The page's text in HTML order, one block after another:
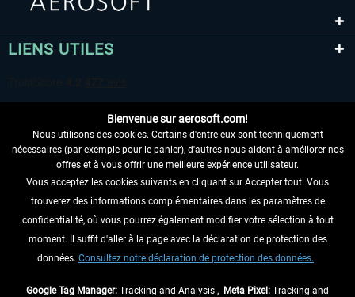
LIENS UTILES
RENONCER AU CONTRAT ICI
INFORMATIONS
NE MANQUEZ PAS LES DERNIÈRES
Bienvenue sur aerosoft.com!
Nous utilisons des cookies. Certains d'entre eux sont techniquement
nécessaires (par exemple pour le panier), d'autres nous aident à améliorer nos
offres et à vous offrir une meilleure expérience utilisateur.
Vous acceptez les cookies suivants en cliquant sur Accepter tout. Vous
trouverez des informations complémentaires dans les paramètres de
confidentialité, où vous pourrez également modifier votre sélection à tout
moment. Il suffit d'aller à la page avec la déclaration de protection des
données. Consultez notre déclaration de protection des données.
Google Tag Manager: Tracking and Analysis , Meta Pixel: Tracking and